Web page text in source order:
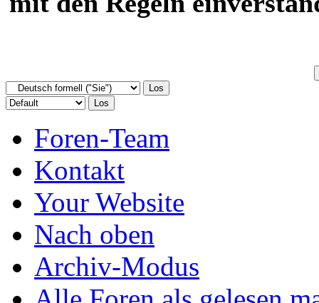
Foren-Team
Kontakt
Your Website
Nach oben
Archiv-Modus